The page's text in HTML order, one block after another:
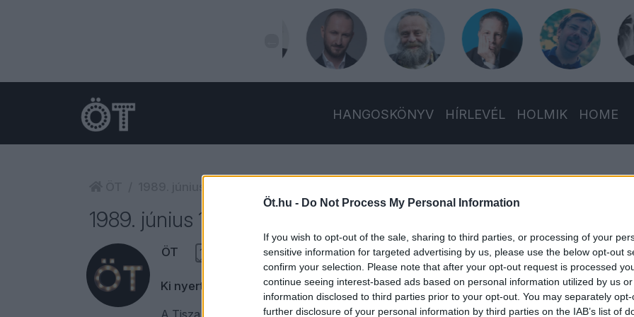
Öt.hu - Do Not Process My Personal Information
If you wish to opt-out of the sale, sharing to third parties, or processing of your
sensitive information for targeted advertising by us, please use the below opt-out
confirm your selection. Please note that after your opt-out request is processed
continue seeing interest-based ads based on personal information utilized by us
information disclosed to third parties prior to your opt-out. You may separately
further disclosure of your personal information by third parties on the IAB’s list of
HANGOSKÖNYV HÍRLEVÉL HOLMIK HOME
1989. június 16.
ÖT 1
Ki nyert és ki bőgött le október 23-án? És van egyáltalán ennek a kérdésnek